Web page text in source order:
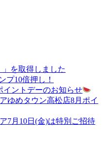
」を取得しました
プ10倍押し！
イントデーのお知らせ
ゆめタウン高松店8月ポイ
7月10日(金)は特別ご招待